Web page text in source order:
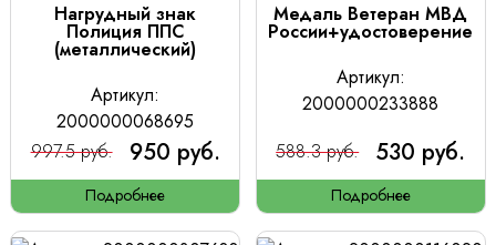
Нагрудный знак
Полиция ППС
(металлический)
Артикул:
2000000068695
997.5 руб.
950 руб.
Подробнее
Медаль Ветеран МВД
России+удостоверение
Артикул:
2000000233888
588.3 руб.
530 руб.
Подробнее